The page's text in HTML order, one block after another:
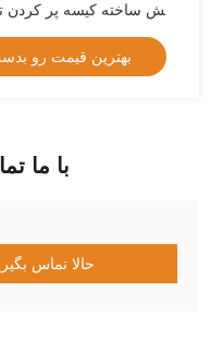
پیش ساخته کیسه پر کردن
موم مواد غذایی
بستهبهترین قیمت رو
با ما
حالا تماس